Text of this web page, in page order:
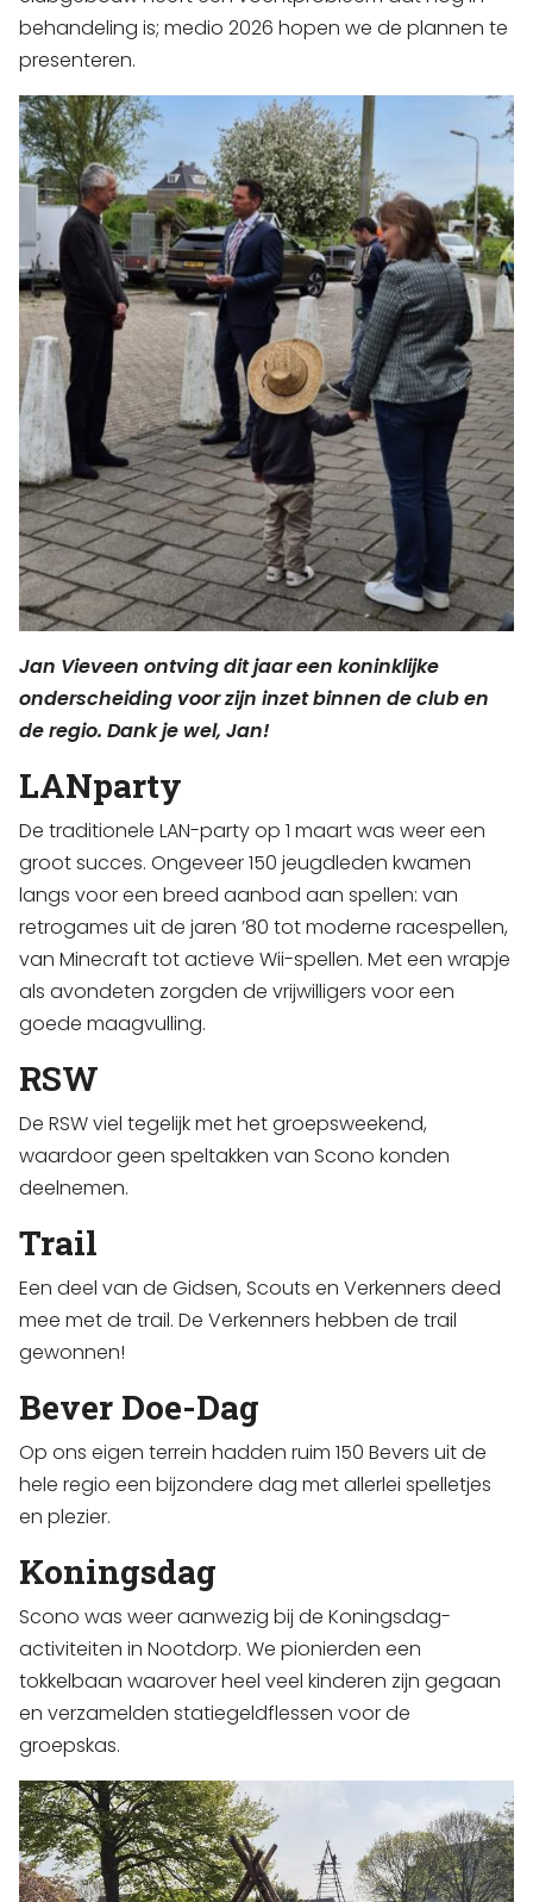
behandeling is; medio 2026 hopen we de plannen te
presenteren.
Jan Vieveen ontving dit jaar een koninklijke
onderscheiding voor zijn inzet binnen de club en
de regio. Dank je wel, Jan!
LANparty
De traditionele LAN-party op 1 maart was weer een
groot succes. Ongeveer 150 jeugdleden kwamen
langs voor een breed aanbod aan spellen: van
retrogames uit de jaren ’80 tot moderne racespellen,
van Minecraft tot actieve Wii-spellen. Met een wrapje
als avondeten zorgden de vrijwilligers voor een
goede maagvulling.
RSW
De RSW viel tegelijk met het groepsweekend,
waardoor geen speltakken van Scono konden
deelnemen.
Trail
Een deel van de Gidsen, Scouts en Verkenners deed
mee met de trail. De Verkenners hebben de trail
gewonnen!
Bever Doe-Dag
Op ons eigen terrein hadden ruim 150 Bevers uit de
hele regio een bijzondere dag met allerlei spelletjes
en plezier.
Koningsdag
Scono was weer aanwezig bij de Koningsdag-
activiteiten in Nootdorp. We pionierden een
tokkelbaan waarover heel veel kinderen zijn gegaan
en verzamelden statiegeldflessen voor de
groepskas.